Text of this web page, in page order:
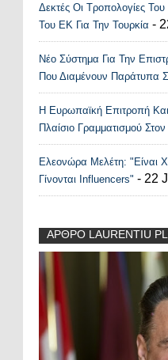
Δεκτές Οι Τροπολογίες
Του ΕΚ Για Την Τουρκία -
Νέο Σύστημα Για Την
Που Διαμένουν Παράτυπα
Η Ευρωπαϊκή Επιτροπή
Πλαίσιο Γραμματισμού
Ελεονώρα Μελέτη: "Είναι
Γίνονται Influencers" - 22
ΑΡΘΡΟ LAURENTIU